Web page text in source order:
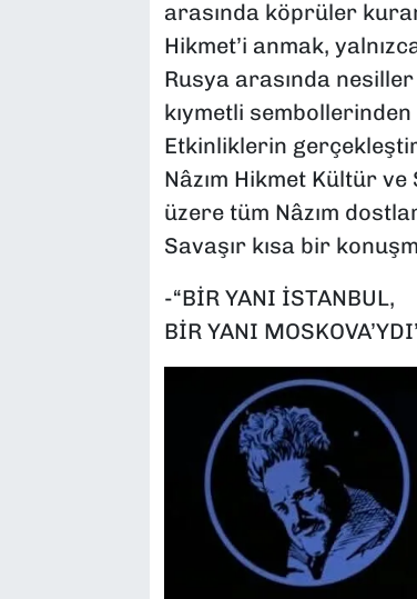
arasında köprüler
Hikmet’i anmak,
Rusya arasında
kıymetli
Etkinliklerin
Nâzım Hikmet Kültür ve
üzere tüm Nâzım
Savaşır kısa bir
-“BİR YANI İSTANBUL,
BİR YANI